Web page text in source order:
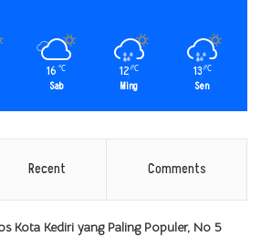
16 ℃
Sab
12 ℃
Ming
13℃
Sen
Recent Comments
Kota Kediri yang Paling Populer, No 5